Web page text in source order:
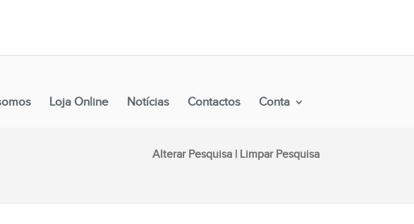
Loja Online Notícias Contactos Conta
Alterar Pesquisa| Limpar Pesquisa